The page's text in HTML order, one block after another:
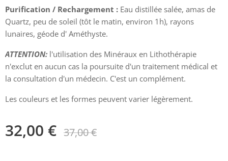
Purification / Rechargement : Eau distillée salée, amas de
Quartz, peu de soleil (tôt le matin, environ 1h), rayons
lunaires, géode d' Améthyste.
ATTENTION: l'utilisation des Minéraux en Lithothérapie
n'exclut en aucun cas la poursuite d'un traitement médical et
la consultation d'un médecin. C'est un complément.
Les couleurs et les formes peuvent varier légèrement.
32,00 € 37,00€